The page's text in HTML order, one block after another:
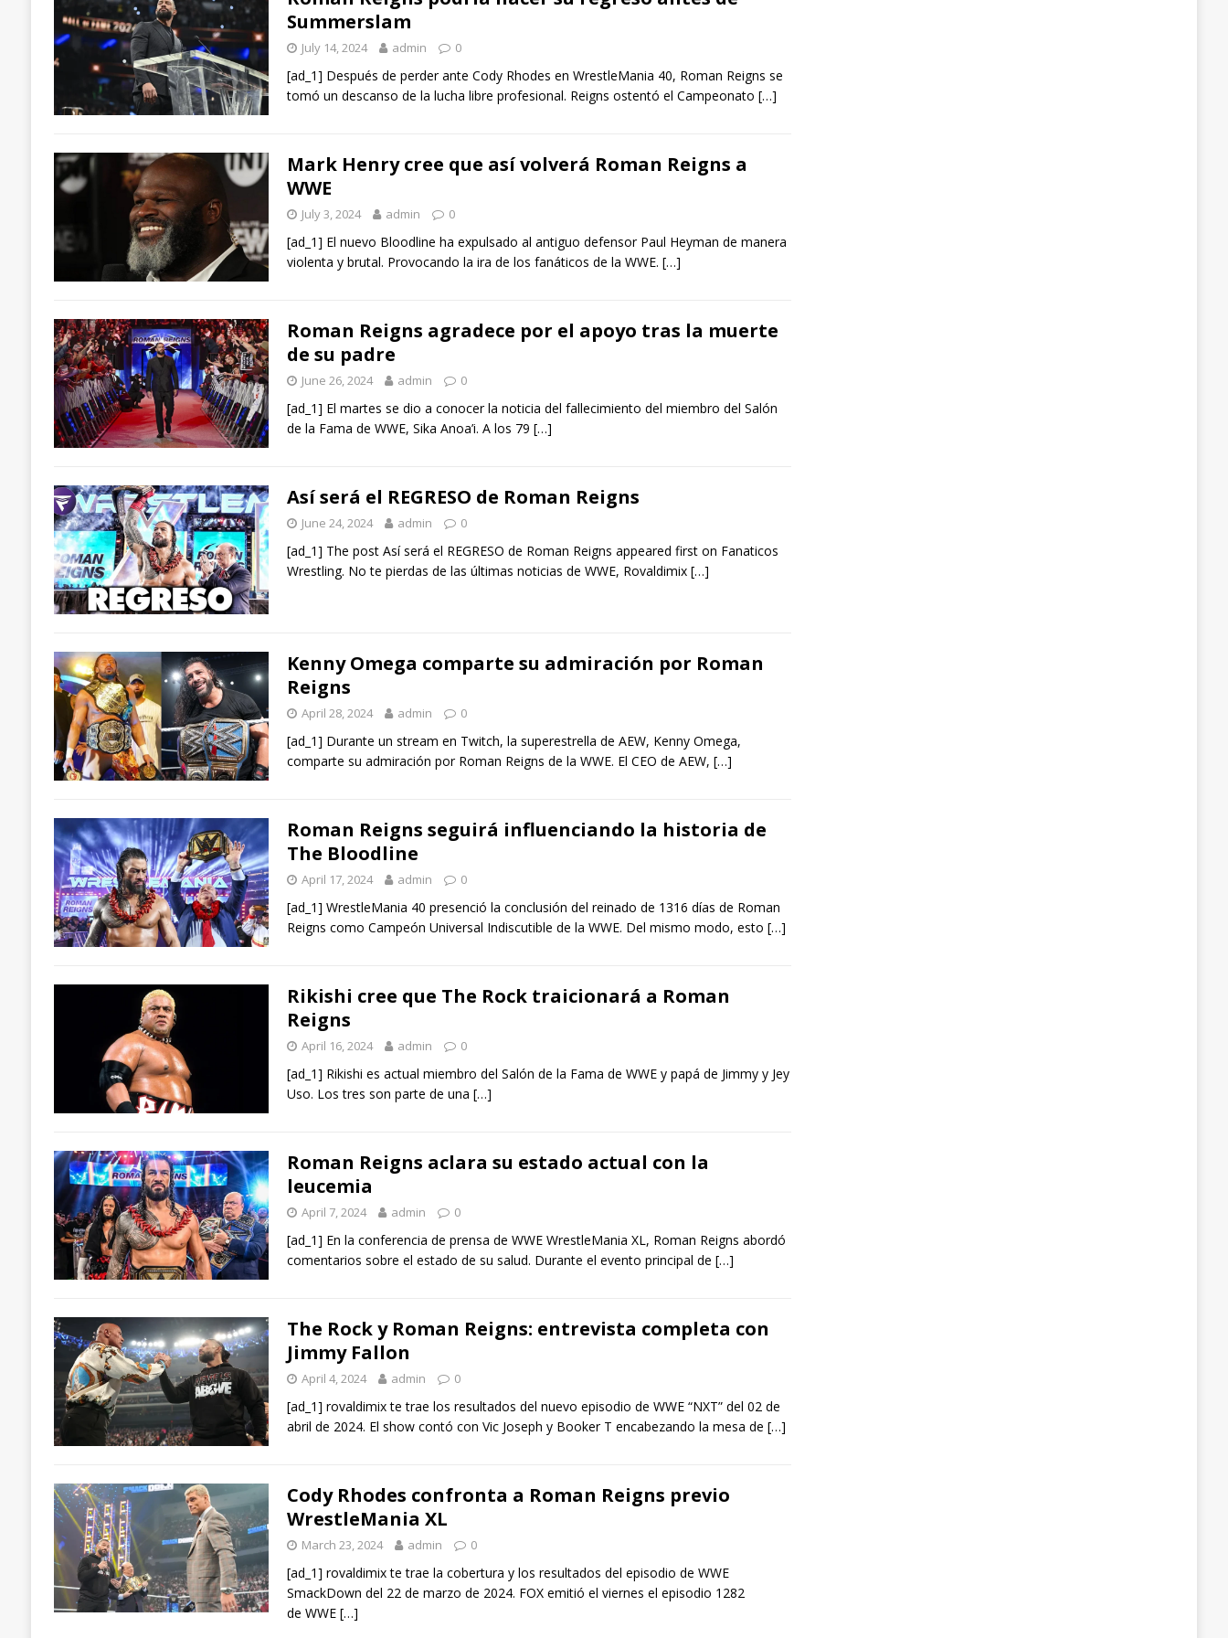
Summerslam
July 14, 2024 admin 0
[ad_1] Después de perder ante Cody Rhodes en WrestleMania 40, Roman Reigns se
tomó un descanso de la lucha libre profesional. Reigns ostentó el Campeonato […]
Mark Henry cree que así volverá Roman Reigns a
WWE
July 3, 2024 admin 0
[ad_1] El nuevo Bloodline ha expulsado al antiguo defensor Paul Heyman de manera
violenta y brutal. Provocando la ira de los fanáticos de la WWE. […]
Roman Reigns agradece por el apoyo tras la muerte
de su padre
June 26, 2024 admin 0
[ad_1] El martes se dio a conocer la noticia del fallecimiento del miembro del Salón
de la Fama de WWE, Sika Anoa’i. A los 79 […]
Así será el REGRESO de Roman Reigns
June 24, 2024 admin 0
[ad_1] The post Así será el REGRESO de Roman Reigns appeared first on Fanaticos
Wrestling. No te pierdas de las últimas noticias de WWE, Rovaldimix […]
Kenny Omega comparte su admiración por Roman
Reigns
April 28, 2024 admin 0
[ad_1] Durante un stream en Twitch, la superestrella de AEW, Kenny Omega,
comparte su admiración por Roman Reigns de la WWE. El CEO de AEW, […]
Roman Reigns seguirá influenciando la historia de
The Bloodline
April 17, 2024 admin 0
[ad_1] WrestleMania 40 presenció la conclusión del reinado de 1316 días de Roman
Reigns como Campeón Universal Indiscutible de la WWE. Del mismo modo, esto […]
Rikishi cree que The Rock traicionará a Roman
Reigns
April 16, 2024 admin 0
[ad_1] Rikishi es actual miembro del Salón de la Fama de WWE y papá de Jimmy y Jey
Uso. Los tres son parte de una […]
Roman Reigns aclara su estado actual con la
leucemia
April 7, 2024 admin 0
[ad_1] En la conferencia de prensa de WWE WrestleMania XL, Roman Reigns abordó
comentarios sobre el estado de su salud. Durante el evento principal de […]
The Rock y Roman Reigns: entrevista completa con
Jimmy Fallon
April 4, 2024 admin 0
[ad_1] rovaldimix te trae los resultados del nuevo episodio de WWE “NXT” del 02 de
abril de 2024. El show contó con Vic Joseph y Booker T encabezando la mesa de […]
Cody Rhodes confronta a Roman Reigns previo
WrestleMania XL
March 23, 2024 admin 0
[ad_1] rovaldimix te trae la cobertura y los resultados del episodio de WWE
SmackDown del 22 de marzo de 2024. FOX emitió el viernes el episodio 1282
de WWE […]